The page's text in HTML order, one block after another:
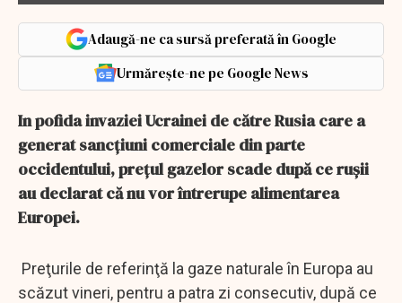
Adaugă-ne ca sursă preferată în Google
Urmărește-ne pe Google News
In pofida invaziei Ucrainei de către Rusia care a
generat sancțiuni comerciale din parte
occidentului, prețul gazelor scade după ce rușii
au declarat că nu vor întrerupe alimentarea
Europei.
Preţurile de referinţă la gaze naturale în Europa au
scăzut vineri, pentru a patra zi consecutiv, după ce